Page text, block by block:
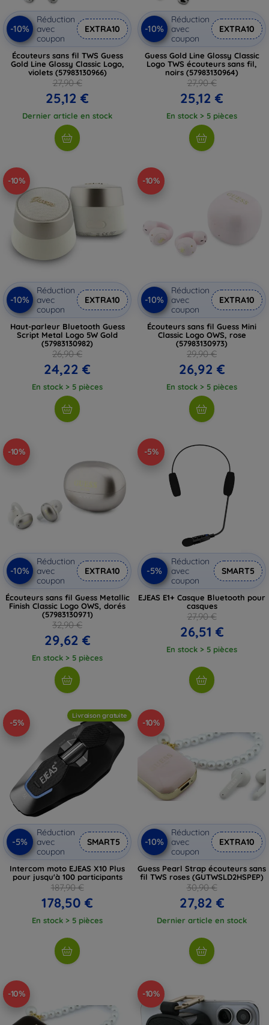
-10%
Réduction
avec
coupon
EXTRA10
Écouteurs sans fil TWS Guess
Gold Line Glossy Classic Logo,
violets (57983130966)
27,90 €
25,12 €
Dernier article en stock
-10%
Réduction
avec
coupon
EXTRA10
Guess Gold Line Glossy Classic
Logo TWS écouteurs sans fil,
noirs (57983130964)
27,90 €
25,12 €
En stock > 5 pièces
-10%
-10%
Réduction
avec
coupon
EXTRA10
Haut-parleur Bluetooth Guess
Script Metal Logo 5W Gold
(57983130982)
26,90 €
24,22 €
En stock > 5 pièces
-10%
-10%
Réduction
avec
coupon
EXTRA10
Écouteurs sans fil Guess Mini
Classic Logo OWS, rose
(57983130973)
29,90 €
26,92 €
En stock > 5 pièces
-10%
-10%
Réduction
avec
coupon
EXTRA10
Écouteurs sans fil Guess Metallic
Finish Classic Logo OWS, dorés
(57983130971)
32,90 €
29,62 €
En stock > 5 pièces
-5%
-5%
Réduction
avec
coupon
SMART5
EJEAS E1+ Casque Bluetooth pour
casques
27,90 €
26,51 €
En stock > 5 pièces
-5%
Livraison gratuite
-5%
Réduction
avec
coupon
SMART5
Intercom moto EJEAS X10 Plus
pour jusqu'à 100 participants
187,90 €
178,50 €
En stock > 5 pièces
-10%
-10%
Réduction
avec
coupon
EXTRA10
Guess Pearl Strap écouteurs sans
fil TWS roses (GUTWSLD2HSPEP)
30,90 €
27,82 €
Dernier article en stock
-10% -10%